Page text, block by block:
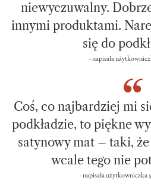
niewyczuwalny.
innymi produktami.
się do
- napisała
Coś, co najbardziej mi
podkładzie, to piękne
satynowy mat – taki,
wcale tego nie
- napisała użytkowniczka